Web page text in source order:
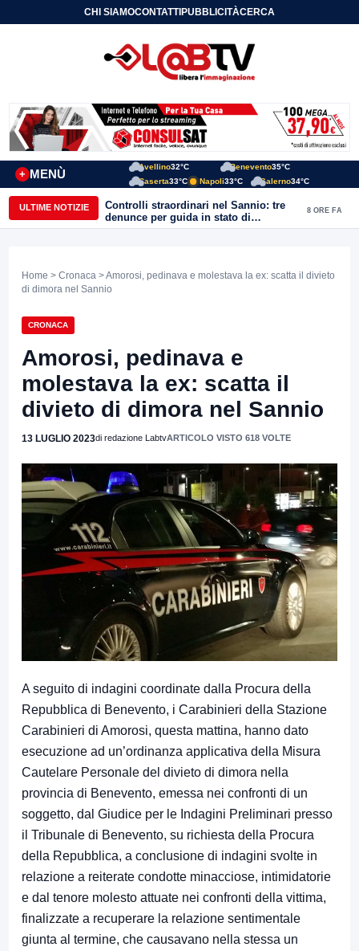
CHI SIAMOCONTATTIPUBBLICITÀCERCA
MENÙ
+
Avellino32°C Benevento35°C
Caserta33°C Napoli33°C Salerno34°C
ULTIME NOTIZIE
Controlli straordinari nel Sannio: tre
denunce per guida in stato di
ebbrezza, un arresto e 1.500 kg di
8 ORE FA
Home > Cronaca > Amorosi, pedinava e molestava la ex: scatta il divieto
di dimora nel Sannio
CRONACA
Amorosi, pedinava e
molestava la ex: scatta il
divieto di dimora nel Sannio
13 LUGLIO 2023di redazione LabtvARTICOLO VISTO 618 VOLTE
A seguito di indagini coordinate dalla Procura della
Repubblica di Benevento, i Carabinieri della Stazione
Carabinieri di Amorosi, questa mattina, hanno dato
esecuzione ad un’ordinanza applicativa della Misura
Cautelare Personale del divieto di dimora nella
provincia di Benevento, emessa nei confronti di un
soggetto, dal Giudice per le Indagini Preliminari presso
il Tribunale di Benevento, su richiesta della Procura
della Repubblica, a conclusione di indagini svolte in
relazione a reiterate condotte minacciose, intimidatorie
e dal tenore molesto attuate nei confronti della vittima,
finalizzate a recuperare la relazione sentimentale
giunta al termine, che causavano nella stessa un